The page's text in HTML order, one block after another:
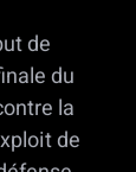
de
du
la
de